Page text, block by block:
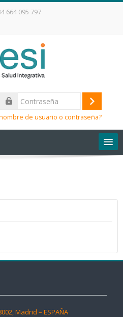
664 095 797
Acceder
de usuario o contraseña?
Madrid – ESPAÑA